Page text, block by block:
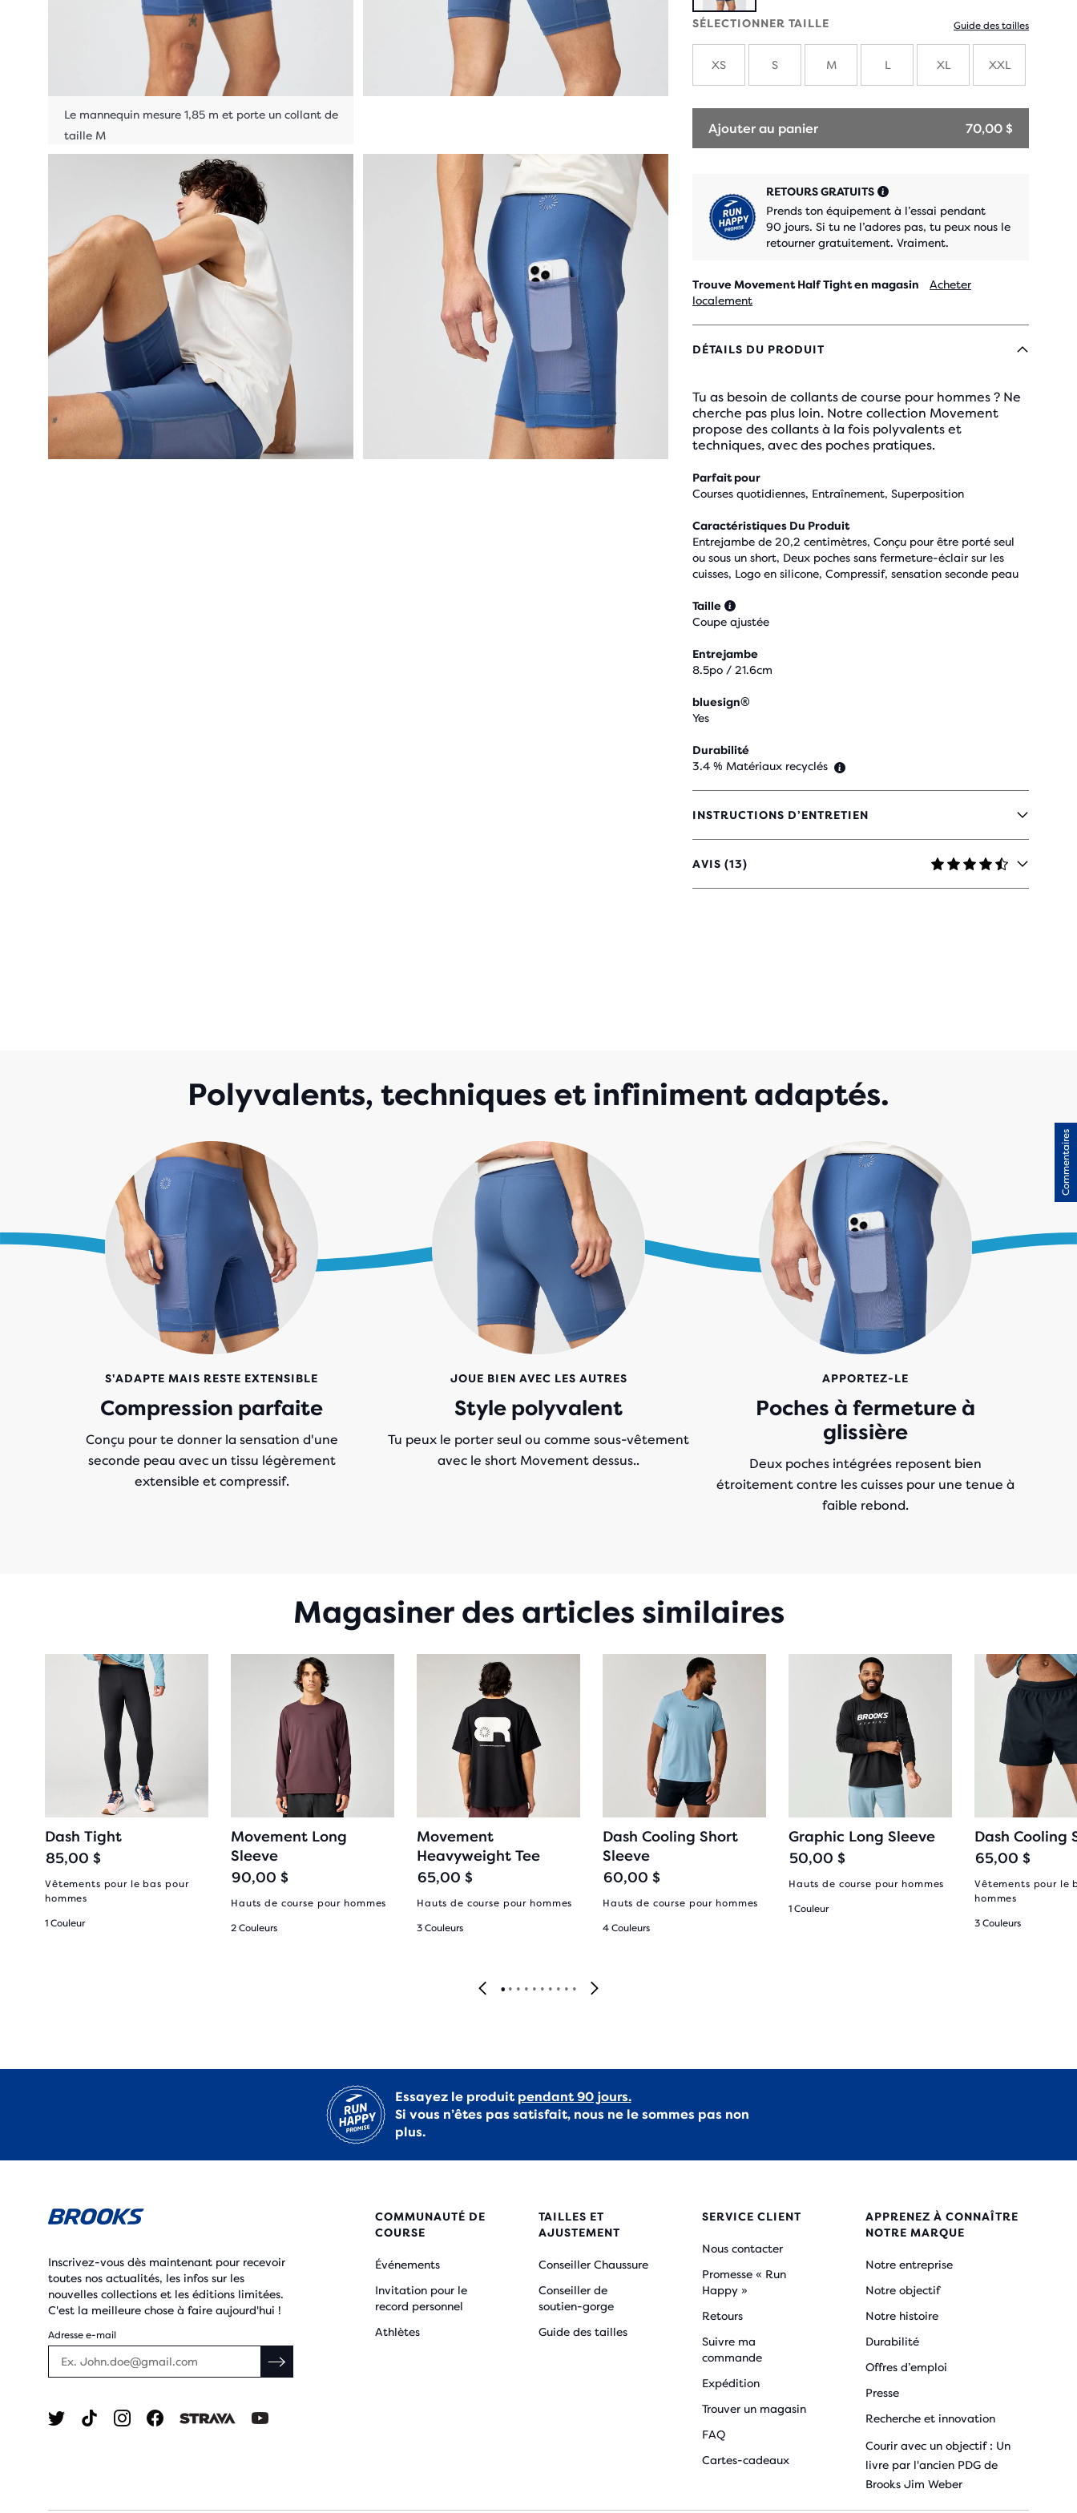
Le mannequin mesure 1,85 m et porte un collant de
taille M
SÉLECTIONNER TAILLE Guide des tailles
XS S M L XL XXL
Ajouter au panier 70,00 $
RETOURS GRATUITS
Prends ton équipement à l’essai pendant
90 jours. Si tu ne l’adores pas, tu peux nous le
retourner gratuitement. Vraiment.
Trouve Movement Half Tight en magasin
Acheter
localement
DÉTAILS DU PRODUIT
Tu as besoin de collants de course pour hommes ? Ne
cherche pas plus loin. Notre collection Movement
propose des collants à la fois polyvalents et
techniques, avec des poches pratiques.
Parfait pour
Courses quotidiennes, Entraînement, Superposition
Caractéristiques Du Produit
Entrejambe de 20,2 centimètres, Conçu pour être porté seul
ou sous un short, Deux poches sans fermeture-éclair sur les
cuisses, Logo en silicone, Compressif, sensation seconde peau
Taille
Coupe ajustée
Entrejambe
8.5po / 21.6cm
bluesign®
Yes
Durabilité
3.4 % Matériaux recyclés
INSTRUCTIONS D’ENTRETIEN
AVIS (13)
4,4
SUR
Polyvalents, techniques et infiniment adaptés.
S'ADAPTE MAIS RESTE EXTENSIBLE
Compression parfaite
Conçu pour te donner la sensation d'une
seconde peau avec un tissu légèrement
extensible et compressif.
JOUE BIEN AVEC LES AUTRES
Style polyvalent
Tu peux le porter seul ou comme sous-vêtement
avec le short Movement dessus..
APPORTEZ-LE
Poches à fermeture à
glissière
Deux poches intégrées reposent bien
étroitement contre les cuisses pour une tenue à
faible rebond.
Magasiner des articles similaires
Dash Tight
85,00 $
Vêtements pour le bas pour
hommes
1 Couleur
Movement Long
Sleeve
90,00 $
Hauts de course pour hommes
2 Couleurs
Movement
Heavyweight Tee
65,00 $
Hauts de course pour hommes
3 Couleurs
Dash Cooling Short
Sleeve
60,00 $
Hauts de course pour hommes
4 Couleurs
Graphic Long Sleeve
50,00 $
Hauts de course pour hommes
1 Couleur
Dash Cooling
65,00 $
Vêtements pour le
hommes
3 Couleurs
Essayez le produit pendant 90 jours.
Si vous n’êtes pas satisfait, nous ne le sommes pas non
plus.
Inscrivez-vous dès maintenant pour recevoir
toutes nos actualités, les infos sur les
nouvelles collections et les éditions limitées.
C'est la meilleure chose à faire aujourd'hui !
Adresse e-mail
COMMUNAUTÉ DE
COURSE
Événements
Invitation pour le
record personnel
Athlètes
TAILLES ET
AJUSTEMENT
Conseiller Chaussure
Conseiller de
soutien-gorge
Guide des tailles
SERVICE CLIENT
Nous contacter
Promesse « Run
Happy »
Retours
Suivre ma
commande
Expédition
Trouver un magasin
FAQ
Cartes-cadeaux
APPRENEZ À CONNAÎTRE
NOTRE MARQUE
Notre entreprise
Notre objectif
Notre histoire
Durabilité
Offres d’emploi
Presse
Recherche et innovation
Courir avec un objectif : Un
livre par l'ancien PDG de
Brooks Jim Weber
Commentaires